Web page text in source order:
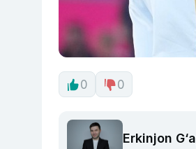
0 0
Erkinjon